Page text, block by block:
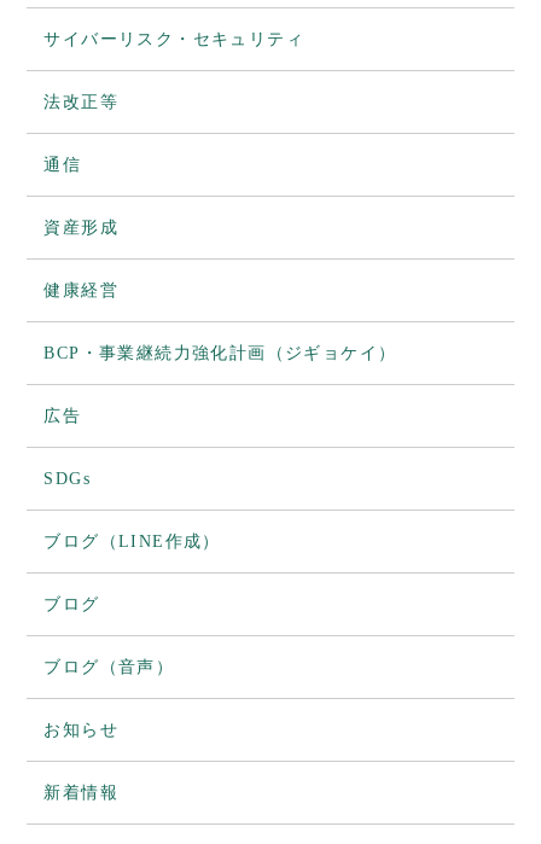
サイバーリスク・セキュリティ
法改正等
通信
資産形成
健康経営
BCP・事業継続力強化計画（ジギョケイ）
広告
SDGs
ブログ（LINE作成）
ブログ
ブログ（音声）
お知らせ
新着情報